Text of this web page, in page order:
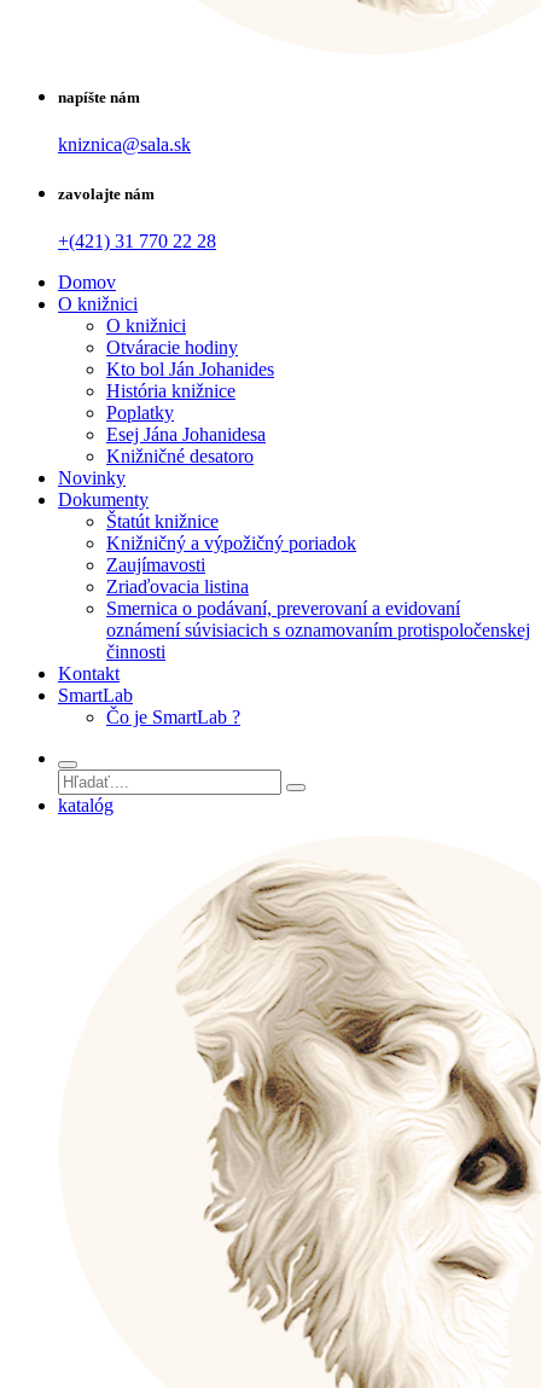
napíšte nám
kniznica@sala.sk
zavolajte nám
+(421) 31 770 22 28
Domov
O knižnici
O knižnici
Otváracie hodiny
Kto bol Ján Johanides
História knižnice
Poplatky
Esej Jána Johanidesa
Knižničné desatoro
Novinky
Dokumenty
Štatút knižnice
Knižničný a výpožičný poriadok
Zaujímavosti
Zriaďovacia listina
Smernica o podávaní, preverovaní a evidovaní
oznámení súvisiacich s oznamovaním protispoločenskej
činnosti
Kontakt
SmartLab
Čo je SmartLab ?
katalóg